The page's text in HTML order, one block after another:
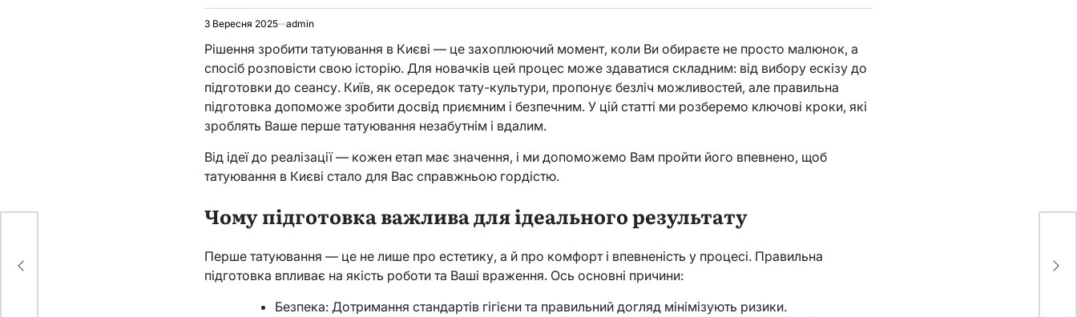
3 Вересня 2025 admin
Рішення зробити татуювання в Києві — це захоплюючий момент, коли Ви обираєте не просто малюнок, а
спосіб розповісти свою історію. Для новачків цей процес може здаватися складним: від вибору ескізу до
підготовки до сеансу. Київ, як осередок тату-культури, пропонує безліч можливостей, але правильна
підготовка допоможе зробити досвід приємним і безпечним. У цій статті ми розберемо ключові кроки, які
зроблять Ваше перше татуювання незабутнім і вдалим.
Від ідеї до реалізації — кожен етап має значення, і ми допоможемо Вам пройти його впевнено, щоб
татуювання в Києві стало для Вас справжньою гордістю.
Чому підготовка важлива для ідеального результату
Перше татуювання — це не лише про естетику, а й про комфорт і впевненість у процесі. Правильна
підготовка впливає на якість роботи та Ваші враження. Ось основні причини:
Безпека: Дотримання стандартів гігієни та правильний догляд мінімізують ризики.